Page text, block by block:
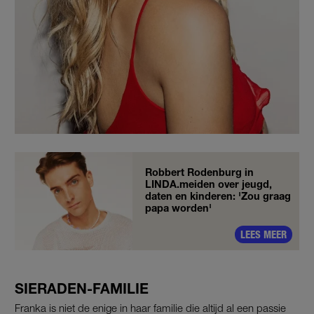
Robbert Rodenburg in
LINDA.meiden over jeugd,
daten en kinderen: 'Zou graag
papa worden'
LEES MEER
SIERADEN-FAMILIE
Franka is niet de enige in haar familie die altijd al een passie